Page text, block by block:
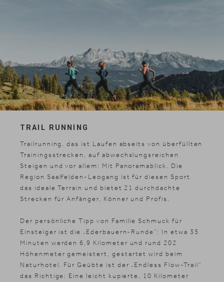
Suche
Suchen DE
EN
TRAIL RUNNING
Trailrunning, das ist Laufen abseits von überfüllten
Trainingsstrecken, auf abwechslungsreichen
Steigen und vor allem: Mit Panoramablick. Die
Region Saalfelden-Leogang ist für diesen Sport
das ideale Terrain und bietet 21 durchdachte
Strecken für Anfänger, Könner und Profis.
Der persönliche Tipp von Familie Schmuck für
Einsteiger ist die „Ederbauern-Runde“: In etwa 35
Minuten werden 6,9 Kilometer und rund 202
Höhenmeter gemeistert, gestartet wird beim
Naturhotel. Für Geübte ist der „Endless Flow-Trail“
das Richtige: Eine leicht kupierte, 10 Kilometer